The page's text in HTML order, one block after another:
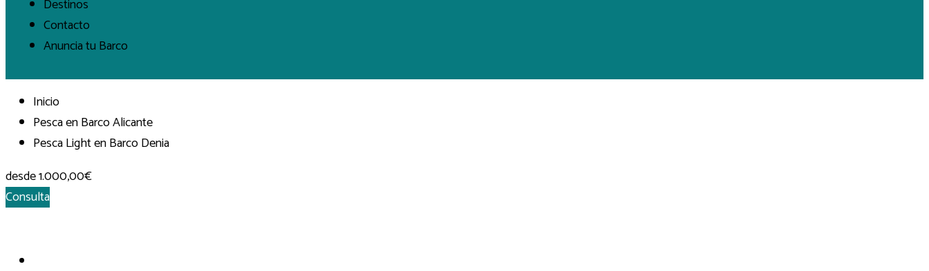
Destinos
Contacto
Anuncia tu Barco
Inicio
Pesca en Barco Alicante
Pesca Light en Barco Denia
desde1.000,00€
Consulta